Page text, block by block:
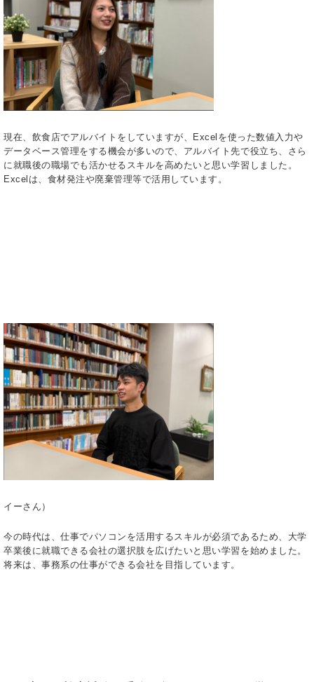
現在、飲食店でアルバイトをしていますが、Excelを使った数値入力や
データベース管理をする機会が多いので、アルバイト先で役立ち、さら
に就職後の職場でも活かせるスキルを高めたいと思い学習しました。
Excelは、食材発注や廃棄管理等で活用しています。
イーさん）
今の時代は、仕事でパソコンを活用するスキルが必須であるため、大学
卒業後に就職できる会社の選択肢を広げたいと思い学習を始めました。
将来は、事務系の仕事ができる会社を目指しています。